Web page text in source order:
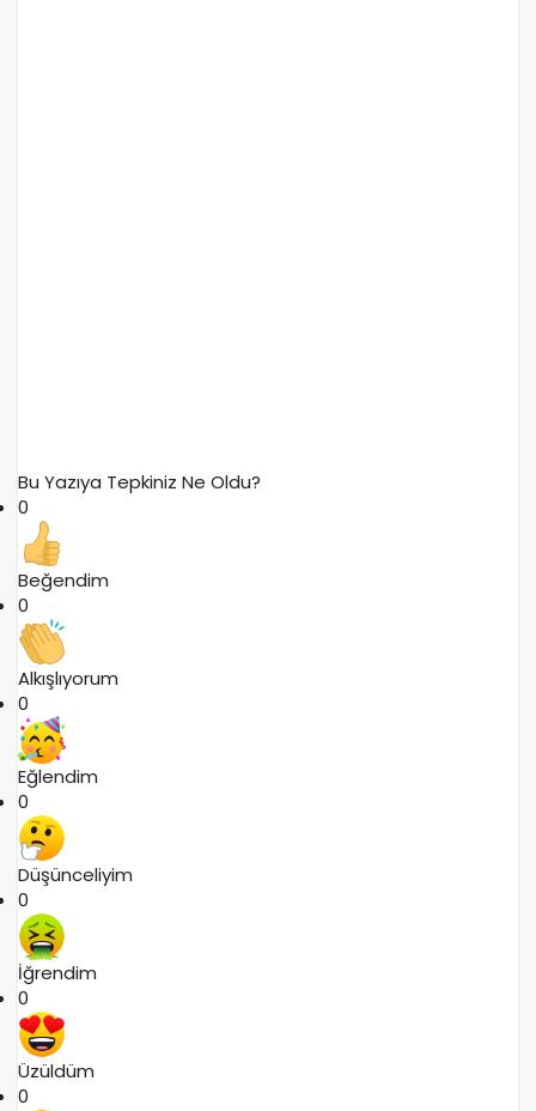
Bu Yazıya Tepkiniz Ne Oldu?
0
Beğendim
0
Alkışlıyorum
0
Eğlendim
0
Düşünceliyim
0
İğrendim
0
Üzüldüm
0